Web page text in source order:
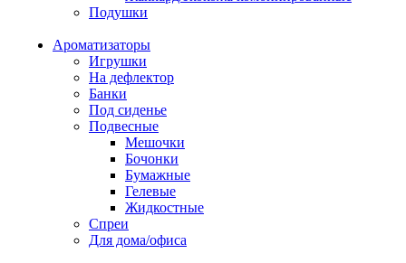
Подушки
Ароматизаторы
Игрушки
На дефлектор
Банки
Под сиденье
Подвесные
Мешочки
Бочонки
Бумажные
Гелевые
Жидкостные
Спреи
Для дома/офиса